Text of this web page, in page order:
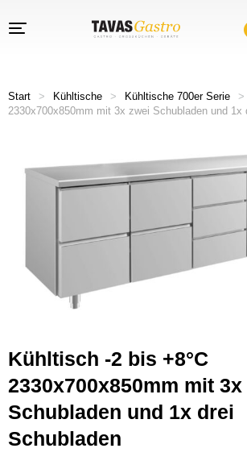
Start > Kühltische > Kühltische 700er Serie >
2330x700x850mm mit 3x zwei Schubladen und 1x
Kühltisch -2 bis +8°C
2330x700x850mm mit 3x
Schubladen und 1x drei
Schubladen